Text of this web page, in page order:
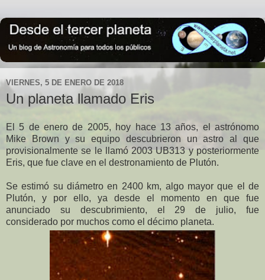
VIERNES, 5 DE ENERO DE 2018
Un planeta llamado Eris
El 5 de enero de 2005, hoy hace 13 años, el astrónomo
Mike Brown y su equipo descubrieron un astro al que
provisionalmente se le llamó 2003 UB313 y posteriormente
Eris, que fue clave en el destronamiento de Plutón.
Se estimó su diámetro en 2400 km, algo mayor que el de
Plutón, y por ello, ya desde el momento en que fue
anunciado su descubrimiento, el 29 de julio, fue
considerado por muchos como el décimo planeta.